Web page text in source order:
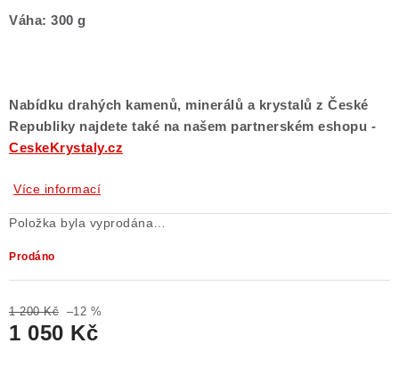
Váha: 300 g
Nabídku drahých kamenů, minerálů a krystalů z České
Republiky najdete také na našem partnerském eshopu -
CeskeKrystaly.cz
Více informací
Položka byla vyprodána…
Prodáno
1 200 Kč –12 %
1 050 Kč